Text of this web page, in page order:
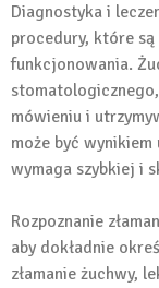
Diagnostyka i
procedury, które są
funkcjonowania.
mówieniu i
może być
wymaga szybkiej i
Rozpoznanie
aby dokładnie
złamanie żuchwy,